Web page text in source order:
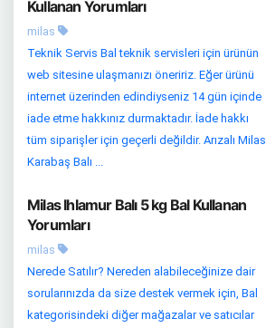
Kullanan Yorumları
milas
Teknik Servis Bal teknik servisleri için ürünün
web sitesine ulaşmanızı öneririz. Eğer ürünü
internet üzerinden edindiyseniz 14 gün içinde
iade etme hakkınız durmaktadır. İade hakkı
tüm siparişler için geçerli değildir. Arızalı Milas
Karabaş Balı ...
Milas Ihlamur Balı 5 kg Bal Kullanan
Yorumları
milas
Nerede Satılır? Nereden alabileceğinize dair
sorularınızda da size destek vermek için, Bal
kategorisindeki diğer mağazalar ve satıcılar